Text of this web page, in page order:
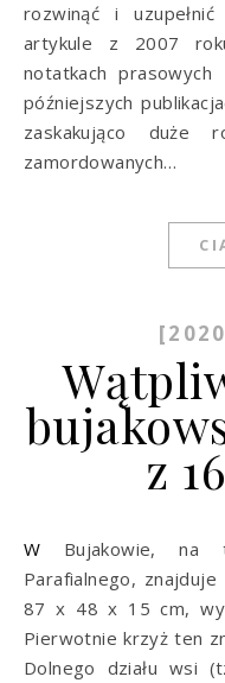
rozwinąć i
artykule z 2007
notatkach
późniejszych
zaskakująco duże
zamordowanych…
z
W Bujakowie, na terenie tamtejszego Ogrodu
Parafialnego,
87 x 48 x 15 cm,
Pierwotnie krzyż ten
Dolnego działu wsi